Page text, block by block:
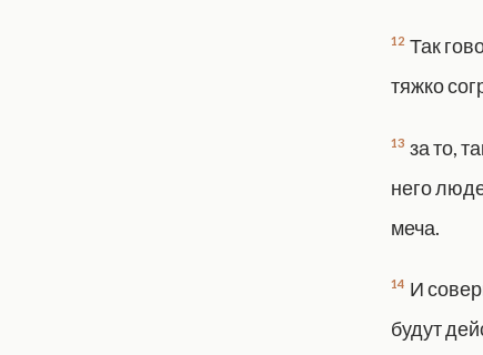
12 Так
тяжко
13 за то,
него
меча.
14 И
будут